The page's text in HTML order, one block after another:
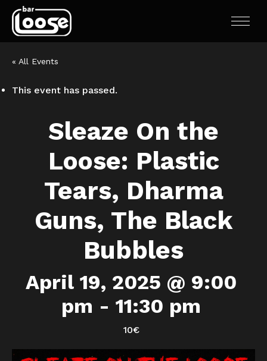
« All Events
This event has passed.
Sleaze On the
Loose: Plastic
Tears, Dharma
Guns, The Black
Bubbles
April 19, 2025 @ 9:00
pm - 11:30 pm
10€